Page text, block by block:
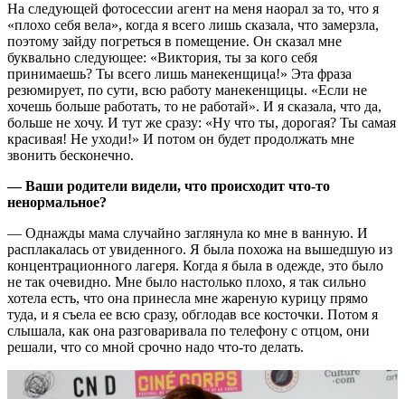
На следующей фотосессии агент на меня наорал за то, что я
«плохо себя вела», когда я всего лишь сказала, что замерзла,
поэтому зайду погреться в помещение. Он сказал мне
буквально следующее: «Виктория, ты за кого себя
принимаешь? Ты всего лишь манекенщица!» Эта фраза
резюмирует, по сути, всю работу манекенщицы. «Если не
хочешь больше работать, то не работай». И я сказала, что да,
больше не хочу. И тут же сразу: «Ну что ты, дорогая? Ты самая
красивая! Не уходи!» И потом он будет продолжать мне
звонить бесконечно.
— Ваши родители видели, что происходит что-то
ненормальное?
— Однажды мама случайно заглянула ко мне в ванную. И
расплакалась от увиденного. Я была похожа на вышедшую из
концентрационного лагеря. Когда я была в одежде, это было
не так очевидно. Мне было настолько плохо, я так сильно
хотела есть, что она принесла мне жареную курицу прямо
туда, и я съела ее всю сразу, обглодав все косточки. Потом я
слышала, как она разговаривала по телефону с отцом, они
решали, что со мной срочно надо что-то делать.